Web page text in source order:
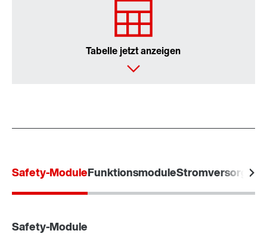
Tabelle jetzt anzeigen
Safety-ModuleFunktionsmodule
Safety-Module